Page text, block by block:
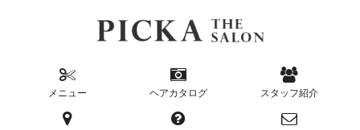
メニュー ヘアカタログ スタッフ紹介